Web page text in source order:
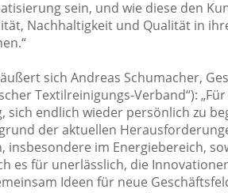
sein, und wie diese den
Nachhaltigkeit und Qualität in
sich Andreas Schumacher,
Textilreinigungs-Verband“):
sich endlich wieder persönlich zu
der aktuellen
insbesondere im Energiebereich,
es für unerlässlich, die
Ideen für neue